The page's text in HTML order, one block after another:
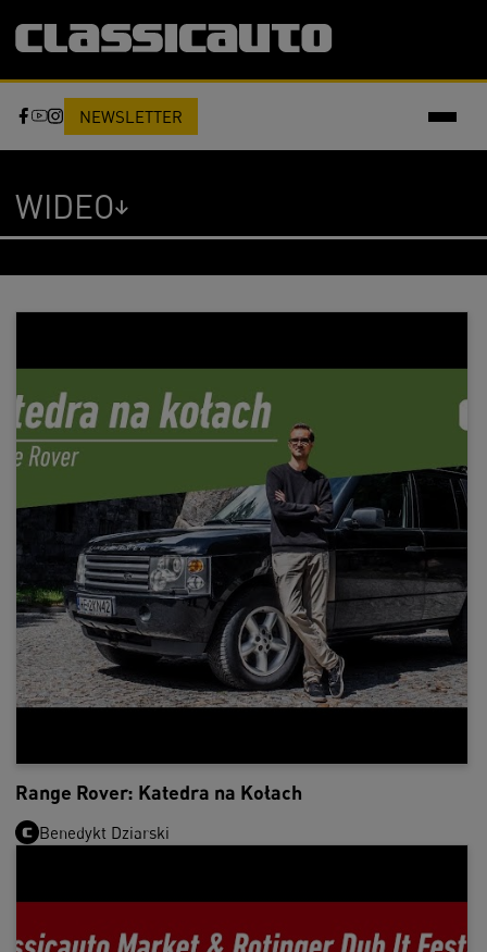
NEWSLETTER
WIDEO
Range Rover: Katedra na Kołach
Benedykt Dziarski